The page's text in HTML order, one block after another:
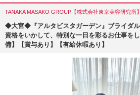
TANAKA MASAKO GROUP【株式会社東京美容研究所
◆大宮◆『アルタビスタガーデン』ブライダル
資格をいかして、特別な一日を彩るお仕事を
備】【賞与あり】【有給休暇あり】